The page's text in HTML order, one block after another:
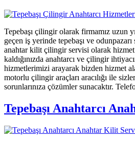
Tepebaşı çilingir olarak firmamız uzun
geçen iş yerinde tepebaşı ve
anahtar kilit çilingir servisi olarak hizmet
kaldığınızda anahtarcı ve çilingir
hizmetlerimizi arayarak bizden hizmet
motorlu çilingir araçları aracılığı ile
sorunlarınıza çözümler sunacaktır.
Tepebaşı Anahtarcı